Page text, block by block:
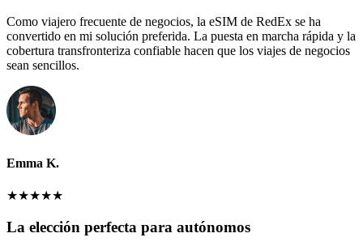
Como viajero frecuente de negocios, la eSIM de RedEx se ha
convertido en mi solución preferida. La puesta en marcha rápida y la
cobertura transfronteriza confiable hacen que los viajes de negocios
sean sencillos.
Emma K.
★★★★★
La elección perfecta para autónomos